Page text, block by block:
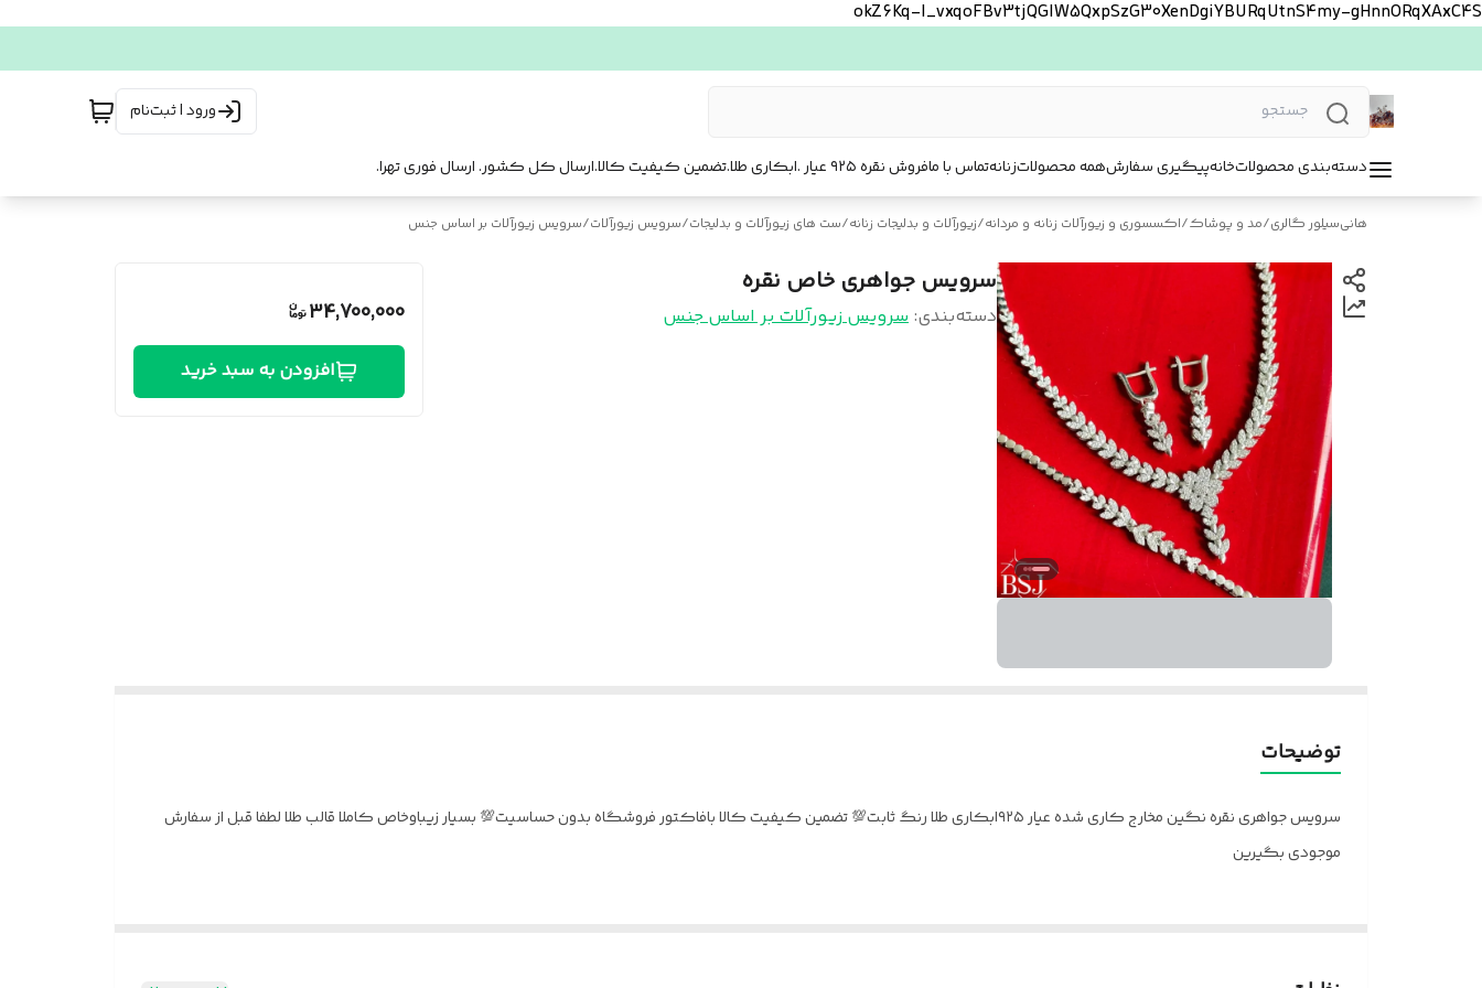
okZ6Kq-l_vxqoFBv3tjQGlW5QxpSzG30XenDgiYBURqUtnS4my-gHnnORqXAxC4S
ورود | ثبت‌نام
دسته‌بندی محصولاتخانهپیگیری سفارشهمه محصولاتزنانهتماس با مافروش نقره ۹۲۵ عیار .ابکاری طلا.تضمین کیفیت کالا.ارسال کل کشور. ارسال فوری تهرا.
هانی‌سیلور گالری/مد و پوشاک/اکسسوری و زیورآلات زنانه و مردانه/زیورآلات و بدلیجات زنانه/ست‌ های زیورآلات و بدلیجات/سرویس زیورآلات/سرویس زیورآلات بر اساس جنس
سرویس جواهری خاص نقره
دسته‌بندی: سرویس زیورآلات بر اساس جنس 34,700,000
افزودن به سبد خرید
توضیحات
سرویس جواهری نقره نگین مخارج کاری شده عیار ۹۲۵ابکاری طلا رنگ ثابت💯 تضمین کیفیت کالا بافاکتور فروشگاه بدون حساسیت💯 بسیار زیباوخاص کاملا قالب طلا لطفا قبل از سفارش
موجودی بگیرین